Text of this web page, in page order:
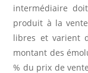
intermédiaire
produit à la
libres et varient
montant des
% du prix de